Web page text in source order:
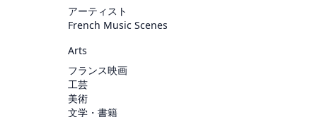
アーティスト
French Music Scenes
Arts
フランス映画
工芸
美術
文学・書籍